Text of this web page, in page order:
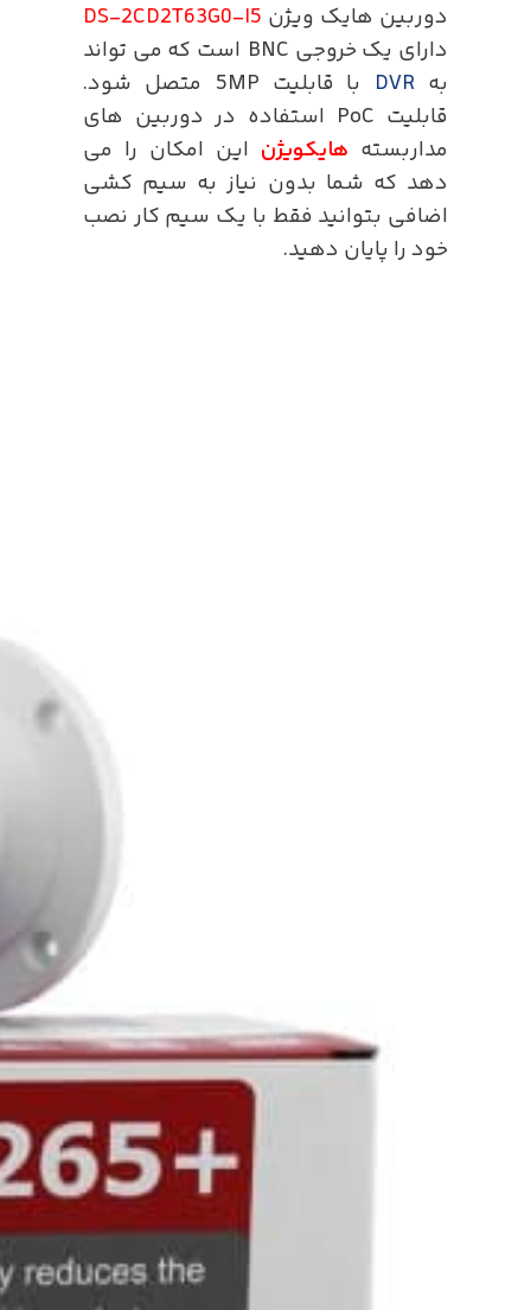
دوربین هایک ویژن
دارای یک خروجی BNC است که می تواند
به DVR
با قابلیت 5MP متصل شود.
قابلیت PoC استفاده در دوربین های
مداربسته هایکویژن این امکان را می
دهد که شما بدون نیاز به سیم کشی
اضافی بتوانید فقط با یک سیم کار نصب
خود را پایان دهید.